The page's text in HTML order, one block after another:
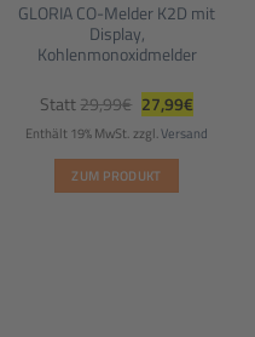
GLORIA CO-Melder K2D mit
Display,
Kohlenmonoxidmelder
Statt 29,99€ Ursprünglicher
Preis
war:
29,99€
27,99€Aktueller
Preis
ist:
27,99€.
Enthält 19% MwSt.zzgl.Versand
ZUM PRODUKT